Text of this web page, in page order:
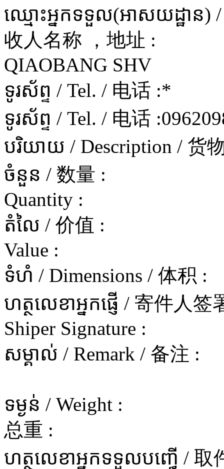
ឈ្មោះអ្នកទទួល(អាសយដ្ឋាន) /
收人名称 ，地址 :
QIAOBANG SHV
ទូរស័ព្ទ / Tel. / 电话 :*
ទូរស័ព្ទ / Tel. / 电话 :
បរិយាយ / Description / 货
ចំនួន / 数量 :
Quantity :
តំលៃ / 价值 :
Value :
ទំហំ / Dimensions / 体积 :
ហត្ថលេខាអ្នកផ្ញើ / 寄件人
Shiper Signature :
សម្គាល់ / Remark / 备注 :
ទម្ងន់ / Weight :
总重 :
ហត្ថលេខាអ្នកទទួលបញ្ធើ / 取